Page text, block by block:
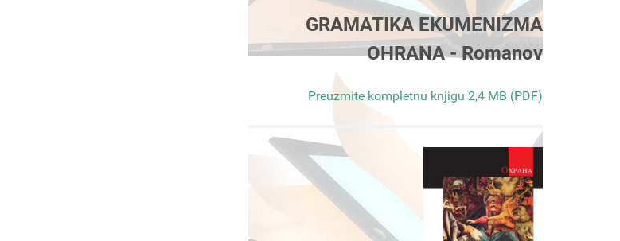
GRAMATIKA EKUMENIZMA
OHRANA - Romanov
Preuzmite kompletnu knjigu 2,4 MB (PDF)